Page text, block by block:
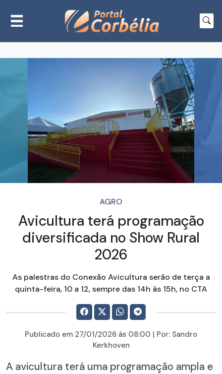
AGRO
Avicultura terá programação
diversificada no Show Rural
2026
As palestras do Conexão Avicultura serão de terça a
quinta-feira, 10 a 12, sempre das 14h às 15h, no CTA
Publicado em 27/01/2026 às 08:00 | Por: Sandro
Kerkhoven
A avicultura terá uma programação ampla e